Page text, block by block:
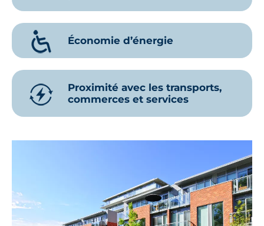
Économie d’énergie
Proximité avec les transports,
commerces et services